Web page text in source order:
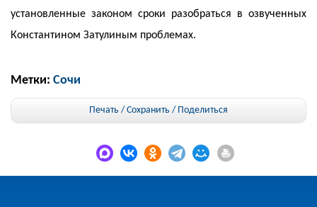
установленные законом сроки разобраться в озвученных
Константином Затулиным проблемах.
Метки: Сочи
Печать / Сохранить / Поделиться